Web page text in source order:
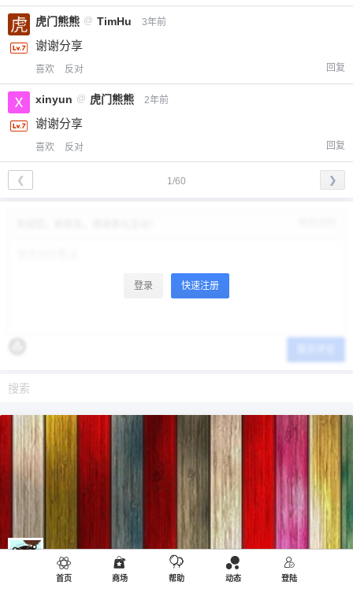
虎门熊熊 @ TimHu 3年前
谢谢分享
喜欢 反对 回复
xinyun @ 虎门熊熊 2年前
谢谢分享
喜欢 反对 回复
1/60
❮ ❯
登录 快速注册
-熊本熊-
管理员
第 1 号会员，
19200 活跃度
首页 商场 帮助 动态 登陆